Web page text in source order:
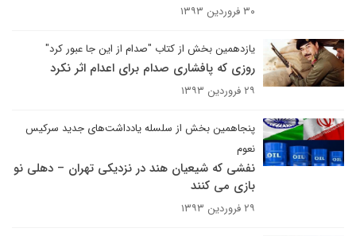
۳۰ فروردین ۱۳۹۳
یازدهمین بخش از کتاب "صدام از این جا عبور کرد"
روزی که پافشاری صدام برای اعدام اثر نکرد
۲۹ فروردین ۱۳۹۳
پنجاهمین بخش از سلسله یادداشت‌های جدید سرکیس
نعوم
نفشی که شیعیان هند در نزدیکی تهران – دهلی نو
بازی می کنند
۲۹ فروردین ۱۳۹۳